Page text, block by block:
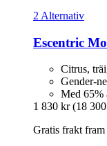
2 Alternativ
Escentric
Citrus,
Gender-
Med 65%
1 830 kr (18
Gratis frakt